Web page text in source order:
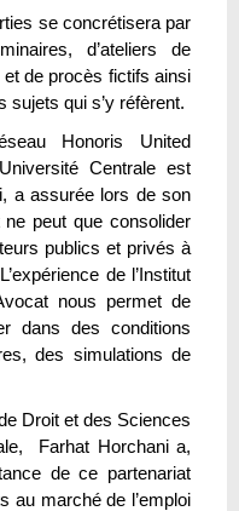
se concrétisera par
d’ateliers de
de procès fictifs ainsi
sujets qui s’y réfèrent.
Honoris United
Centrale est
a assurée lors de son
peut que consolider
publics et privés à
de l’Institut
nous permet de
dans des conditions
des simulations de
Droit et des Sciences
Farhat Horchani a,
de ce partenariat
au marché de l’emploi